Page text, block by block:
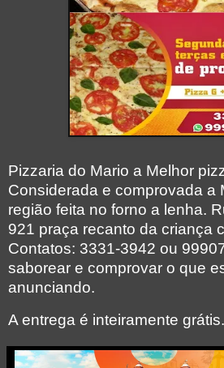
Pizzaria do Mario a Melhor
Considerada e comprovada a
região feita no forno a lenha.
921 praça recanto da criança
Contatos: 3331-3942 ou
saborear e comprovar o que
anunciando.
A entrega é inteiramente grátis.